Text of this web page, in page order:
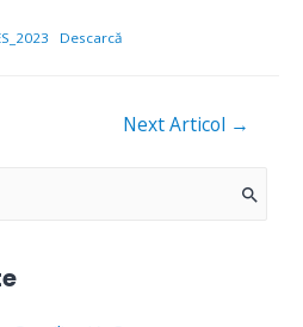
Descarcă
Next Articol →